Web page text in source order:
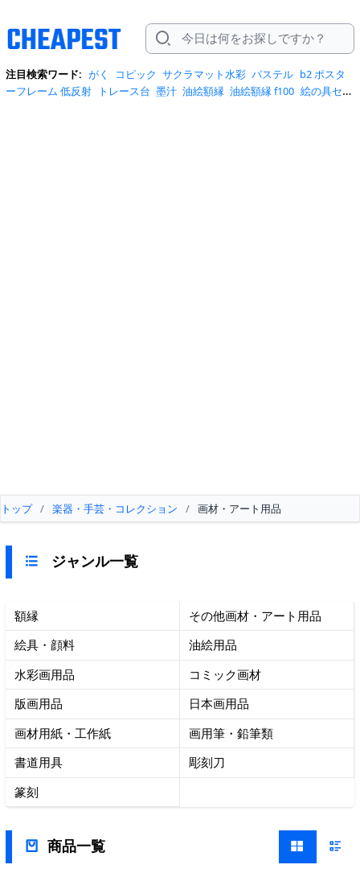
注目検索ワード: がく コピック サクラマット水彩 パステル b2 ポスタ
ーフレーム 低反射
トレース台 墨汁 油絵額縁 油絵額縁 f100 絵の具セッ
トップ / 楽器・手芸・コレクション / 画材・アート用品
ジャンル一覧
額縁
その他画材・アート用品
絵具・顔料
油絵用品
水彩画用品
コミック画材
版画用品
日本画用品
画材用紙・工作紙
画用筆・鉛筆類
書道用具
彫刻刀
篆刻
商品一覧